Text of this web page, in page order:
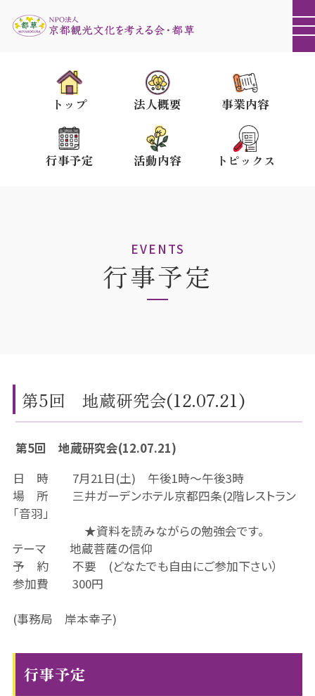
トップ 法人概要 事業内容
行事予定 活動内容 トピックス
EVENTS
行事予定
行事予定
第5回 地蔵研究会(12.07.21)
第5回 地蔵研究会(12.07.21)
日 時 7月21日(土) 午後1時～午後3時
場 所 三井ガーデンホテル京都四条(2階レストラン
「音羽」
★資料を読みながらの勉強会です。
テーマ 地蔵菩薩の信仰
予 約 不要 (どなたでも自由にご参加下さい）
参加費 300円
(事務局 岸本幸子)